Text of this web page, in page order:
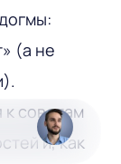
(а не
советам
и, как